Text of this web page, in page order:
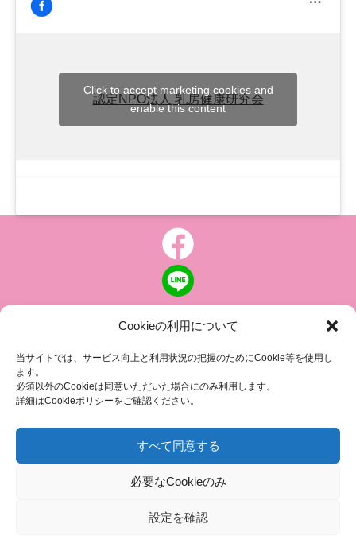
Cookieの利用について
当サイトでは、サービス向上と利用状況の把握のためにCookie等を使用し
ます。
必須以外のCookieは同意いただいた場合にのみ利用します。
詳細はCookieポリシーをご確認ください。
すべて同意する
必要なCookieのみ
設定を確認
認定NPO法人 乳房健康研究会
Click to accept marketing cookies and
enable this content
個人情報について | 特定商取引の表記
認定NPO法人 乳房健康研究会
築地ホワイトビル 1002
TEL.03-6278-8720(平日 10:00 ~ 17:00)
FAX.03-3545-6545
info@breastcare.jp